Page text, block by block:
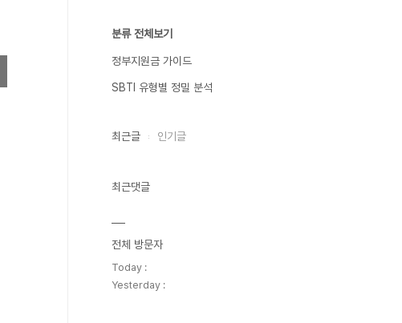
분류 전체보기
정부지원금 가이드
SBTI 유형별 정밀 분석
최근글 인기글
최근댓글
전체 방문자
Today :
Yesterday :